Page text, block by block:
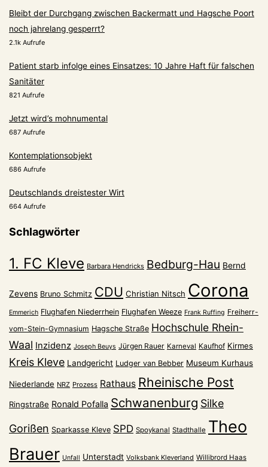
Bleibt der Durchgang zwischen Backermatt und Hagsche Poort
noch jahrelang gesperrt?
2.1k Aufrufe
Patient starb infolge eines Einsatzes: 10 Jahre Haft für falschen
Sanitäter
821 Aufrufe
Jetzt wird’s mohnumental
687 Aufrufe
Kontemplationsobjekt
686 Aufrufe
Deutschlands dreistester Wirt
664 Aufrufe
Schlagwörter
1. FC Kleve Barbara Hendricks Bedburg-Hau Bernd
Zevens Bruno Schmitz CDU Christian Nitsch Corona
Emmerich Flughafen Niederrhein Flughafen Weeze Frank Ruffing Freiherr-
vom-Stein-Gymnasium Hagsche Straße Hochschule Rhein-
Waal Inzidenz Joseph Beuys Jürgen Rauer Karneval Kaufhof Kirmes
Kreis Kleve Landgericht Ludger van Bebber Museum Kurhaus
Niederlande NRZ Prozess Rathaus Rheinische Post
Ringstraße Ronald Pofalla Schwanenburg Silke
Gorißen Sparkasse Kleve SPD Spoykanal Stadthalle Theo
Brauer Unfall Unterstadt Volksbank Kleverland Willibrord Haas